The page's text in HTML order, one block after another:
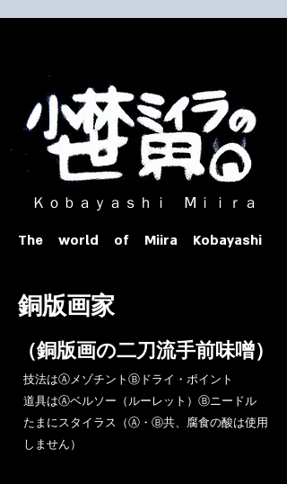
ｏｂａｙａｓｈｉ Ⅿｉｉｒａ​
The world of Miira Kobayashi
​銅版画家
​（銅版画の二刀流手前味噌）
​技法はⒶメゾチントⒷドライ・ポイント
道具はⒶベルソー（ルーレット）Ⓑニードル
​たまにスタイラス（Ⓐ・Ⓑ共、腐食の酸は使用
しません）